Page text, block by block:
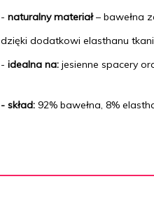
- naturalny materiał– bawełna
dzięki dodatkowi elasthanu
- idealna na: jesienne spacery
- skład: 92% bawełna, 8%